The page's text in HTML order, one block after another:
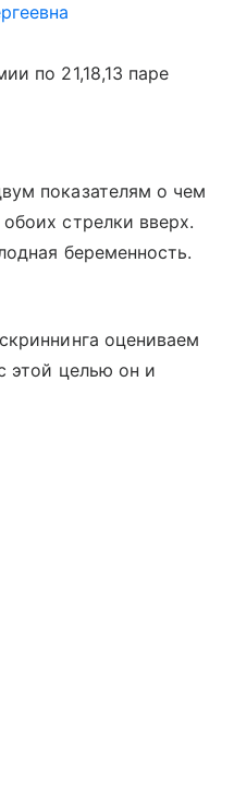
по 21,18,13 паре
показателям о чем
стрелки вверх.
беременность.
оцениваем
этой целью он и